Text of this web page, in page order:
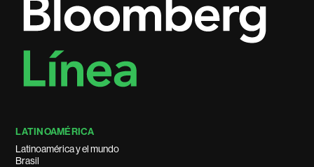
LATINOAMÉRICA
Latinoamérica y el mundo
Brasil